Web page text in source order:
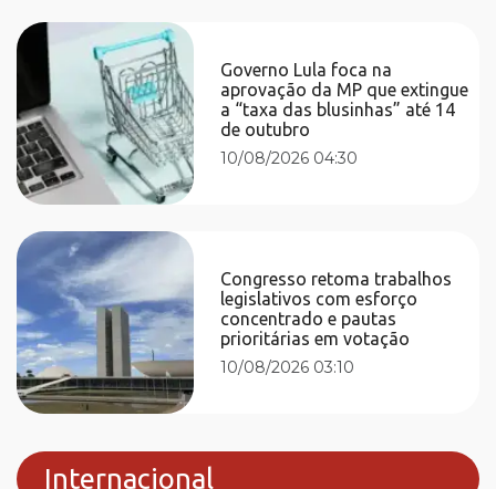
Governo Lula foca na
aprovação da MP que extingue
a “taxa das blusinhas” até 14
de outubro
10/08/2026 04:30
Congresso retoma trabalhos
legislativos com esforço
concentrado e pautas
prioritárias em votação
10/08/2026 03:10
Internacional